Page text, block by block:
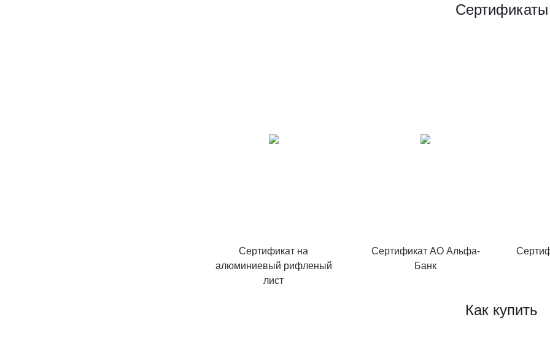
Сертификаты
Сертификат на
алюминиевый рифленый
лист
Сертификат АО Альфа-
Банк
Как купить